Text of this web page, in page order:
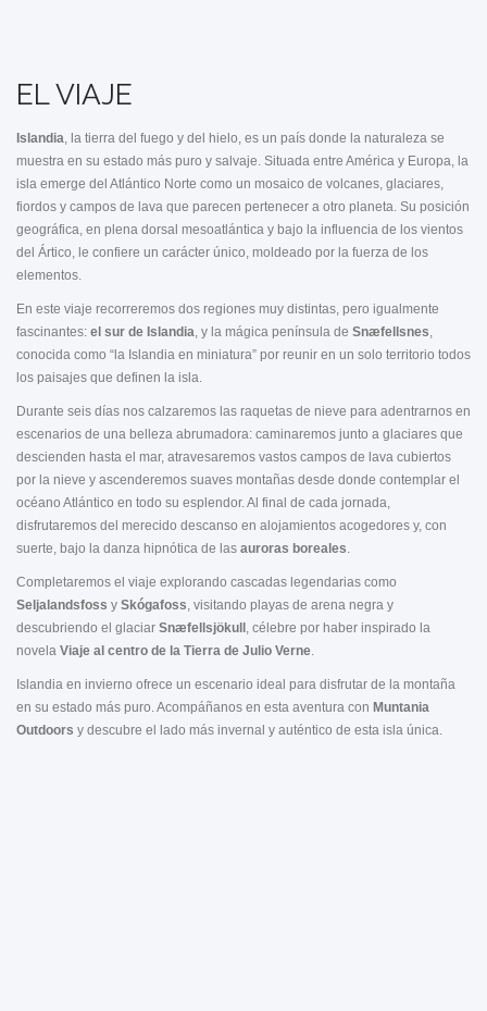
EL VIAJE
Islandia , la tierra del fuego y del hielo, es un país donde la naturaleza se
muestra en su estado más puro y salvaje. Situada entre América y Europa, la
isla emerge del Atlántico Norte como un mosaico de volcanes, glaciares,
fiordos y campos de lava que parecen pertenecer a otro planeta. Su posición
geográfica, en plena dorsal mesoatlántica y bajo la influencia de los vientos
del Ártico, le confiere un carácter único, moldeado por la fuerza de los
elementos.
En este viaje recorreremos dos regiones muy distintas, pero igualmente
fascinantes: el sur de Islandia , y la mágica península de Snæfellsnes
conocida como “la Islandia en miniatura” por reunir en un solo territorio todos
los paisajes que definen la isla.
Durante seis días nos calzaremos las raquetas de nieve para adentrarnos en
escenarios de una belleza abrumadora: caminaremos junto a glaciares que
descienden hasta el mar, atravesaremos vastos campos de lava cubiertos
por la nieve y ascenderemos suaves montañas desde donde contemplar el
océano Atlántico en todo su esplendor. Al final de cada jornada,
disfrutaremos del merecido descanso en alojamientos acogedores y, con
suerte, bajo la danza hipnótica de las auroras boreales
Completaremos el viaje explorando cascadas legendarias como
Seljalandsfoss y Skógafoss , visitando playas de arena negra y
descubriendo el glaciar Snæfellsjökull , célebre por haber inspirado la
novela Viaje al centro de la Tierra de Julio Verne
Islandia en invierno ofrece un escenario ideal para disfrutar de la montaña
en su estado más puro. Acompáñanos en esta aventura con Muntania
Outdoors y descubre el lado más invernal y auténtico de esta isla única.